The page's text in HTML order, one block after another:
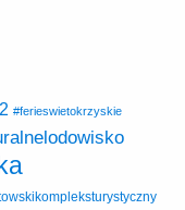
#ferieswietokrzyskie